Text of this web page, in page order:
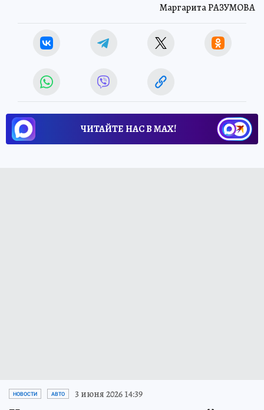
Маргарита РАЗУМОВА
ЧИТАЙТЕ НАС В МАХ!
НОВОСТИ АВТО 3 июня 2026 14:39